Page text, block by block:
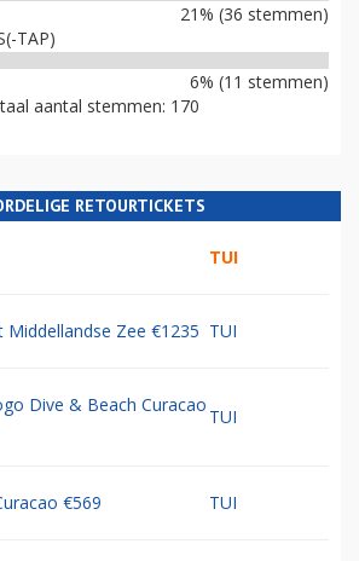
21% (36 stemmen)
TAP)
6% (11 stemmen)
aantal stemmen: 170
RETOURTICKETS
TUI
Middellandse Zee €1235 TUI
Dive & Beach Curacao
TUI
€569 TUI